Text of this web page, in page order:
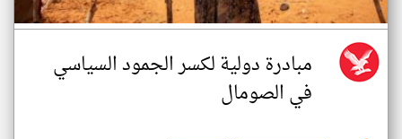
مبادرة دولية لكسر الجمود السياسي
في الصومال